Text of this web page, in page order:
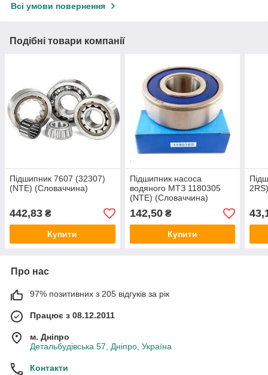
Всі умови повернення
Подібні товари компанії
Підшипник 7607 (32307)
(NTE) (Словаччина)
442,83 ₴
Купити
Підшипник насоса
водяного МТЗ 1180305
(NTE) (Словаччина)
142,50₴
Купити
Про нас
97% позитивних з 205 відгуків за рік
Працює з 08.12.2011
м. Дніпро
Детальбудівська 57, Дніпро, Україна
Контакти